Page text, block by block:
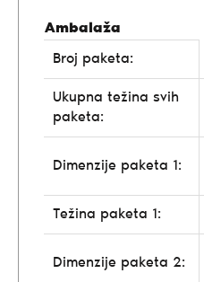
Ambalaža
Broj paketa:
Ukupna težina svih
paketa:
Dimenzije paketa 1:
Težina paketa 1:
Dimenzije paketa 2: